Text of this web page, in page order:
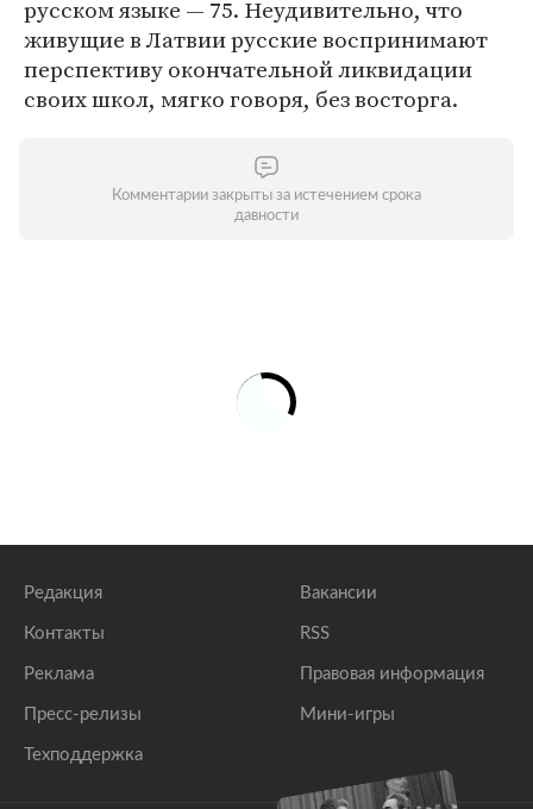
русском языке — 75. Неудивительно, что
живущие в Латвии русские воспринимают
перспективу окончательной ликвидации
своих школ, мягко говоря, без восторга.
Комментарии закрыты за истечением срока
давности
Редакция
Контакты
Реклама
Пресс-релизы
Техподдержка
Вакансии
RSS
Правовая информация
Мини-игры